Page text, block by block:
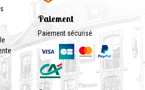
Paiement
Paiement sécurisé